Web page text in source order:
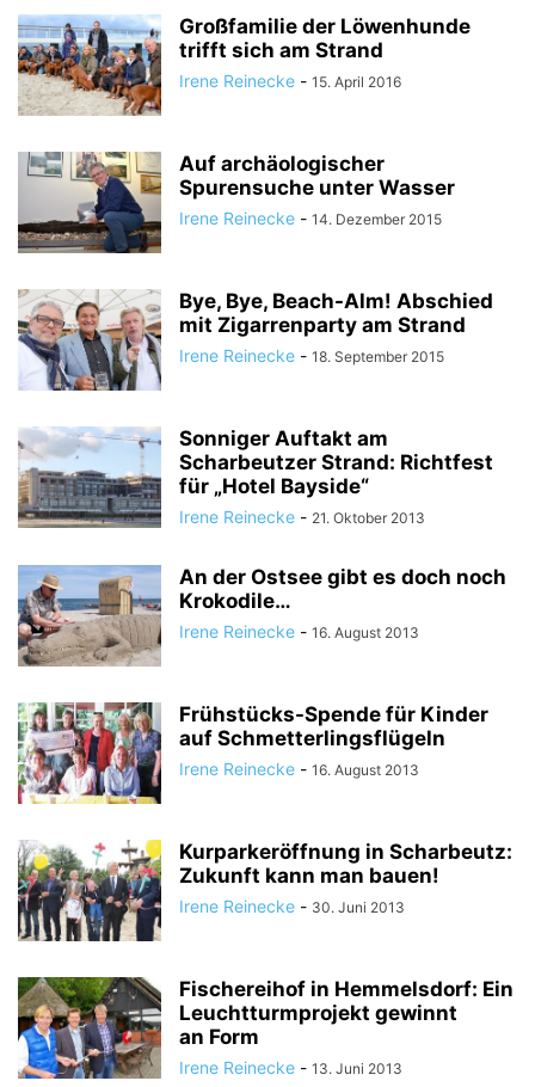
Großfamilie der Löwenhunde
trifft sich am Strand
Irene Reinecke - 15. April 2016
Auf archäologischer
Spurensuche unter Wasser
Irene Reinecke - 14. Dezember 2015
Bye, Bye, Beach-Alm! Abschied
mit Zigarrenparty am Strand
Irene Reinecke - 18. September 2015
Sonniger Auftakt am
Scharbeutzer Strand: Richtfest
für „Hotel Bayside“
Irene Reinecke - 21. Oktober 2013
An der Ostsee gibt es doch noch
Krokodile…
Irene Reinecke - 16. August 2013
Frühstücks-Spende für Kinder
auf Schmetterlingsflügeln
Irene Reinecke - 16. August 2013
Kurparkeröffnung in Scharbeutz:
Zukunft kann man bauen!
Irene Reinecke - 30. Juni 2013
Fischereihof in Hemmelsdorf: Ein
Leuchtturmprojekt gewinnt
an Form
Irene Reinecke - 13. Juni 2013